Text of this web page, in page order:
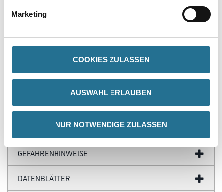
Marketing
COOKIES ZULASSEN
AUSWAHL ERLAUBEN
NUR NOTWENDIGE ZULASSEN
- Versenkt gebohrt
ZUSATZINFOS
GEFAHRENHINWEISE
DATENBLÄTTER